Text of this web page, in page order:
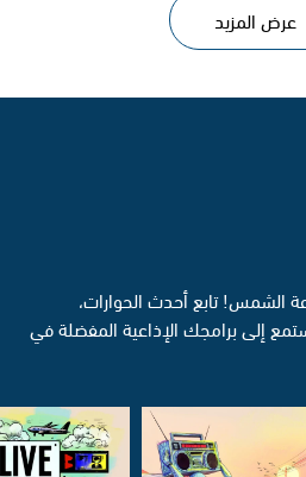
عرض المزيد
الشمس! تابع أحدث الحوارات،
إلى برامجك الإذاعية المفضلة في